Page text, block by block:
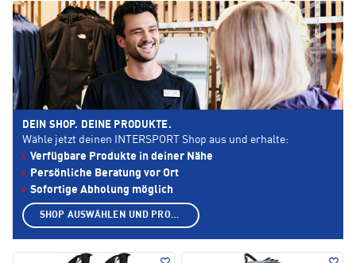
DEIN SHOP. DEINE PRODUKTE.
Wähle jetzt deinen INTERSPORT Shop aus und erhalte:
Verfügbare Produkte in deiner Nähe
Persönliche Beratung vor Ort
Sofortige Abholung möglich
SHOP AUSWÄHLEN UND PRODUKTE ANZEIGEN